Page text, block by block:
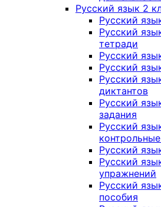
Русский язык 2
Русский
Русский
тетради
Русский
Русский
Русский
диктантов
Русский
задания
Русский
Русский
Русский
упражнений
Русский
пособия